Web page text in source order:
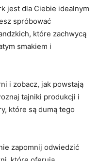
jest dla‌ Ciebie idealnym
spróbować
które zachwycą
smakiem⁣ i
i zobacz, jak powstają
tajniki produkcji i
które są dumą tego
zapomnij⁣ odwiedzić